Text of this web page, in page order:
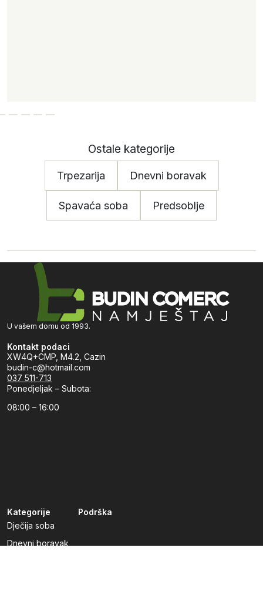
Ostale kategorije
Trpezarija Dnevni boravak
Spavaća soba Predsoblje
U vašem domu od 1993.
Kontakt podaci
XW4Q+CMP, M4.2, Cazin
budin-c@hotmail.com
037 511-713
Ponedjeljak – Subota:
08:00 – 16:00
Kategorije
Dječija soba
Dnevni boravak
Podrška